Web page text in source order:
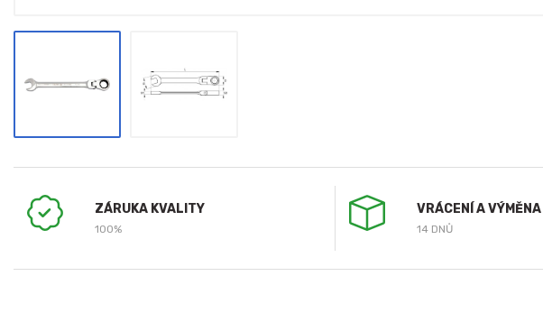
ZÁRUKA KVALITY
100%
VRÁCENÍ A VÝMĚNA
14 DNŮ